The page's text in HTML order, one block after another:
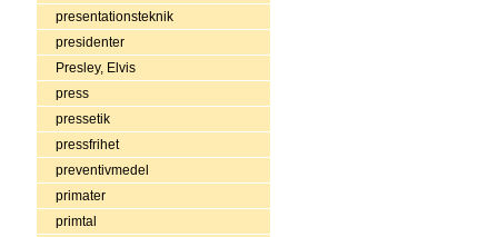
presentationsteknik
presidenter
Presley, Elvis
press
pressetik
pressfrihet
preventivmedel
primater
primtal